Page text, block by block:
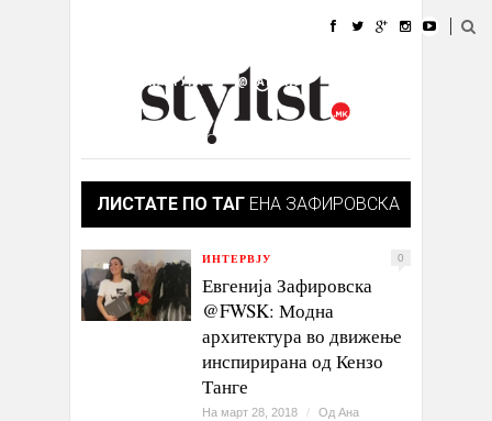
УБАВИНА
КУЛТУРА @РАБОТА
ИЗЛОГ
ЛИСТАТЕ ПО ТАГ ЕНА ЗАФИРОВСКА
ИНТЕРВЈУ 0
Евгенија Зафировска
@FWSK: Модна
архитектура во движење
инспирирана од Кензо
Танге
На март 28, 2018 / Од Ана